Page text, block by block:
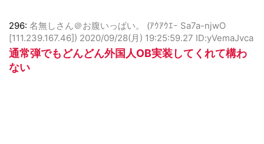
296: 名無しさん＠お腹いっぱい。 (ｱｳｱｳｴｰ Sa7a-njwO
[111.239.167.46]) 2020/09/28(月) 19:25:59.27 ID:yVemaJvca
通常弾でもどんどん外国人OB実装してくれて構わ
ない